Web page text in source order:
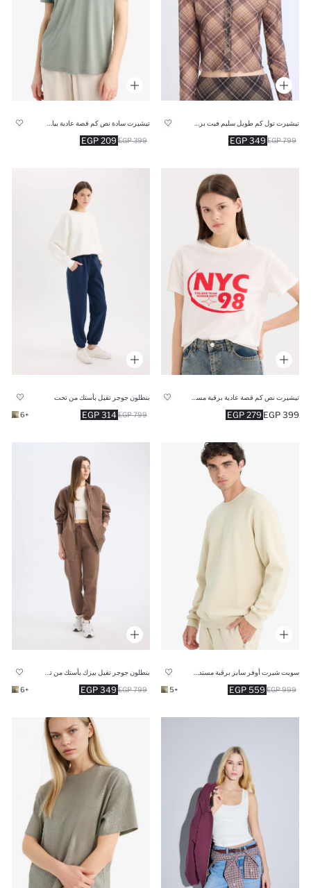
349 EGP 799 EGP
209 EGP 399 EGP
279 EGP 399 EGP
بنطلون جوجر تقيل بأستك من تحت
314 EGP 799 EGP
+6
559 EGP 999 EGP
+5
349 EGP 799 EGP
+6